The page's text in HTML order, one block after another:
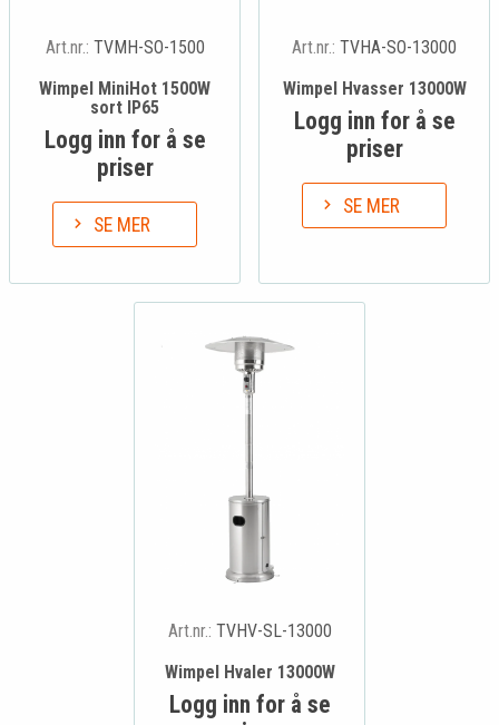
Art.nr.: TVMH-SO-1500
Wimpel MiniHot 1500W
sort IP65
Logg inn for å se
priser
SE MER
Art.nr.: TVHA-SO-13000
Wimpel Hvasser 13000W
Logg inn for å se
priser
SE MER
Art.nr.: TVHV-SL-13000
Wimpel Hvaler 13000W
Logg inn for å se